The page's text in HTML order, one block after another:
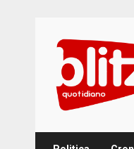
content